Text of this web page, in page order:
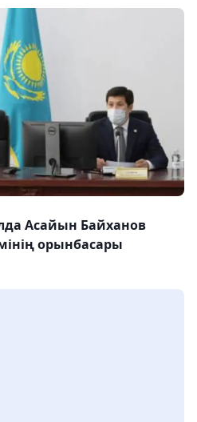
Асайын Байханов
орынбасары